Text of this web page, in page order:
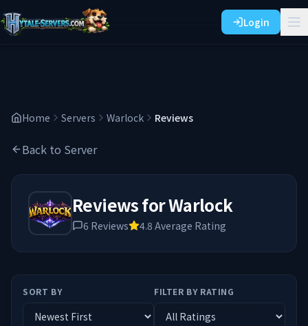
Login
Home Servers Warlock Reviews
Back to Server
Reviews forWarlock
6 Reviews 4.8 Average Rating
SORT BY FILTER BY RATING